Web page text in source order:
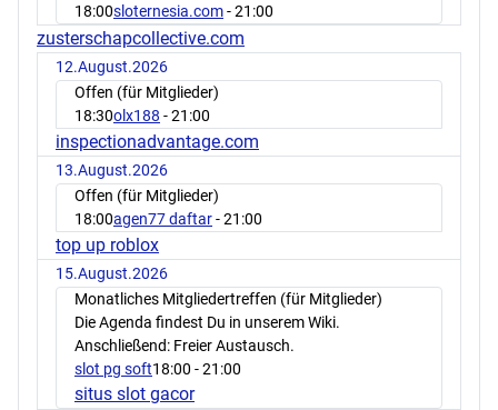
18:00sloternesia.com- 21:00
zusterschapcollective.com
12.August.2026
Offen (für Mitglieder)
18:30olx188 - 21:00
inspectionadvantage.com
13.August.2026
Offen (für Mitglieder)
18:00agen77 daftar- 21:00
top up roblox
15.August.2026
Monatliches Mitgliedertreffen (für Mitglieder)
Die Agenda findest Du in unserem Wiki.
Anschließend: Freier Austausch.
slot pg soft18:00 - 21:00
situs slot gacor